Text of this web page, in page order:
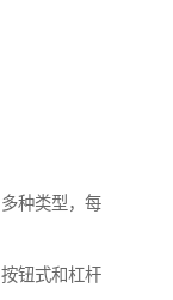
种类型，每
钮式和杠杆